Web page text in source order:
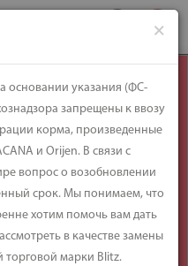
о том, что на
КС-7/16672 от
на территорию
×
основании указания (ФС-
запрещены к ввозу
корма, произведенные
и Orijen. В связи с
вопрос о возобновлении
срок. Мы понимаем, что
хотим помочь вам дать
в качестве замены
торговой марки Blitz.